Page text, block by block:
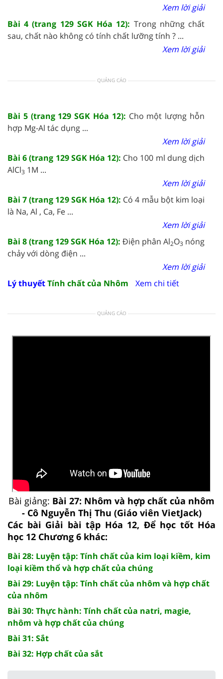
Xem lời giải
Bài 4 (trang 129 SGK Hóa 12): Trong những chất
sau, chất nào không có tính chất lưỡng tính ? ...
Xem lời giải
QUẢNG CÁO
Bài 5 (trang 129 SGK Hóa 12): Cho một lượng hỗn
hợp Mg-Al tác dụng ...
Xem lời giải
Bài 6 (trang 129 SGK Hóa 12): Cho 100 ml dung dịch
AlCl3 1M ...
Xem lời giải
Bài 7 (trang 129 SGK Hóa 12): Có 4 mẫu bột kim loại
là Na, Al , Ca, Fe ...
Xem lời giải
Bài 8 (trang 129 SGK Hóa 12): Điện phân Al2O3 nóng
chảy với dòng điện ...
Xem lời giải
Lý thuyếtTính chất của Nhôm Xem chi tiết
QUẢNG CÁO
Bài giảng: Bài 27: Nhôm và hợp chất của nhôm
- Cô Nguyễn Thị Thu (Giáo viên VietJack)
Các bài Giải bài tập Hóa 12, Để học tốt Hóa
học 12 Chương 6 khác:
Bài 28: Luyện tập: Tính chất của kim loại kiềm, kim
loại kiềm thổ và hợp chất của chúng
Bài 29: Luyện tập: Tính chất của nhôm và hợp chất
của nhôm
Bài 30: Thực hành: Tính chất của natri, magie,
nhôm và hợp chất của chúng
Bài 31: Sắt
Bài 32: Hợp chất của sắt